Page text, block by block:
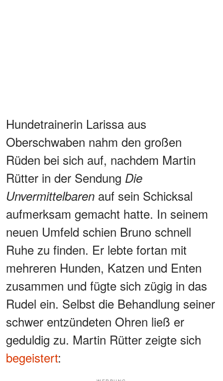
Hundetrainerin Larissa aus
Oberschwaben nahm den großen
Rüden bei sich auf, nachdem Martin
Rütter in der Sendung Die
Unvermittelbaren auf sein Schicksal
aufmerksam gemacht hatte. In seinem
neuen Umfeld schien Bruno schnell
Ruhe zu finden. Er lebte fortan mit
mehreren Hunden, Katzen und Enten
zusammen und fügte sich zügig in das
Rudel ein. Selbst die Behandlung seiner
schwer entzündeten Ohren ließ er
geduldig zu. Martin Rütter zeigte sich
begeistert: